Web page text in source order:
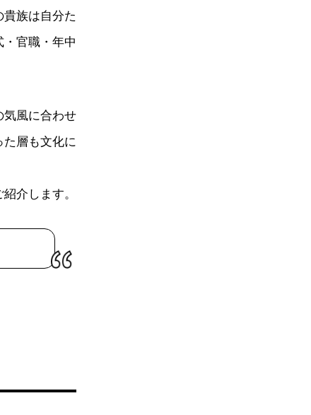
族は自分た
官職・年中
気風に合わせ
層も文化に
介します。